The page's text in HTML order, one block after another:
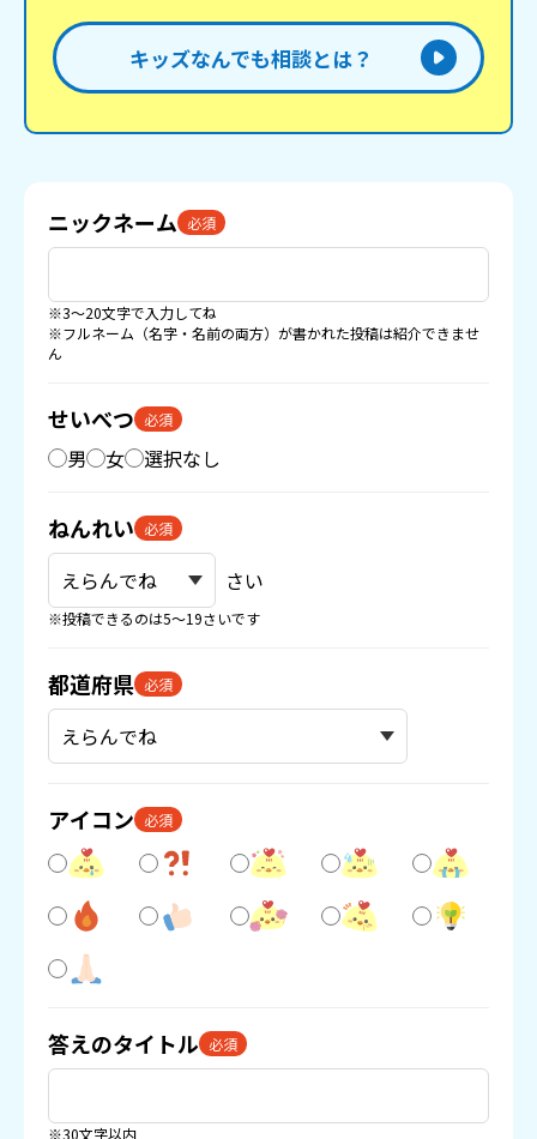
キッズなんでも相談とは？
ニックネーム 必須
※3〜20文字で入力してね
※フルネーム（名字・名前の両方）が書かれた投稿は紹介できませ
ん
せいべつ 必須
男 女 選択なし
ねんれい 必須
さい
※投稿できるのは5〜19さいです
都道府県 必須
アイコン 必須
答えのタイトル 必須
※30文字以内